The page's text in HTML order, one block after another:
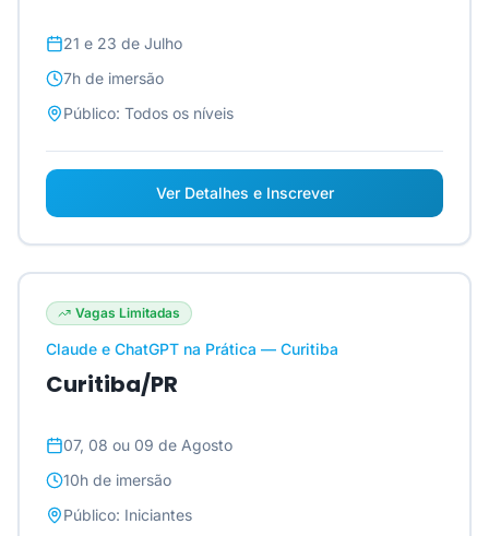
21 e 23 de Julho
7h de imersão
Público: Todos os níveis
Ver Detalhes e Inscrever
Vagas Limitadas
Claude e ChatGPT na Prática — Curitiba
Curitiba/PR
07, 08 ou 09 de Agosto
10h de imersão
Público: Iniciantes